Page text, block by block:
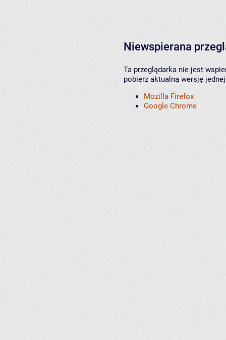
Niewspierana
Ta przeglądarka nie jest
pobierz aktualną wersję
Mozilla Firefox
Google Chrome